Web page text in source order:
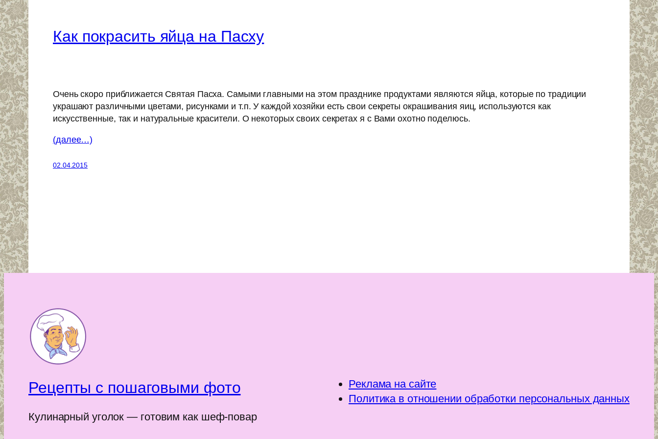
Как покрасить яйца на Пасху
Очень скоро приближается Святая Пасха. Самыми главными на этом празднике продуктами являются яйца, которые по традиции
украшают различными цветами, рисунками и т.п. У каждой хозяйки есть свои секреты окрашивания яиц, используются как
искусственные, так и натуральные красители. О некоторых своих секретах я с Вами охотно поделюсь.
(далее…)
02.04.2015
Рецепты с пошаговыми фото
Кулинарный уголок — готовим как шеф-повар
Реклама на сайте
Политика в отношении обработки персональных данных